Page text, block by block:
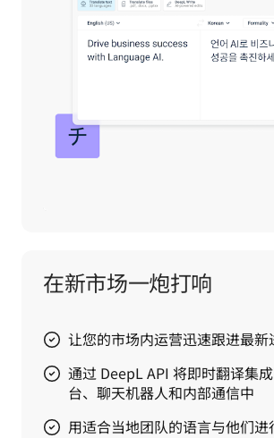
在新市场一炮打响
让您的市场内运营迅速跟进最新
通过 DeepL API 将即时翻译集
台、聊天机器人和内部通信中
用适合当地团队的语言与他们进